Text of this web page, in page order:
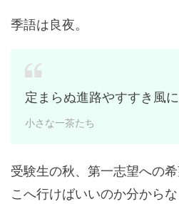
季語は良夜。
定まらぬ進路やすすき風
小さな一茶たち
受験生の秋、第一志望への
こへ行けばいいのか分から